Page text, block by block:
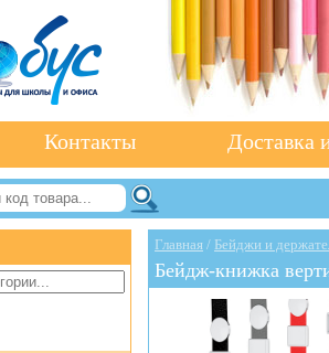
Контакты Доставка
Главная / Бейджи и
Бейдж-книжка